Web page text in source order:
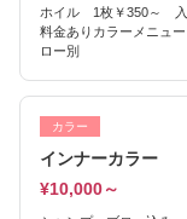
ホイル 1枚￥350～ 入
料金ありカラーメニュ
ロー別
カラー
インナーカラー
¥10,000～